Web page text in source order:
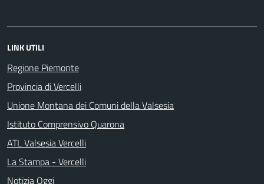
LINK UTILI
Regione Piemonte
Provincia di Vercelli
Unione Montana dei Comuni della Valsesia
Istituto Comprensivo Quarona
ATL Valsesia Vercelli
La Stampa - Vercelli
Notizia Oggi